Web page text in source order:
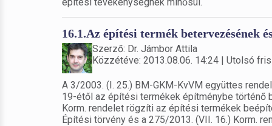
16.1.Az építési termék betervezésének
Szerző: Dr. Jámbor Attila
Közzétéve: 2013.08.06. 14:24 | Utolsó
A 3/2003. (I. 25.) BM-GKM-KvVM együttes
19-étől az építési termékek építménybe történő
Korm. rendelet rögzíti az építési termékek
Építési törvény és a 275/2013. (VII. 16.) Korm.